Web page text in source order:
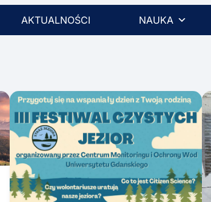
AKTUALNOŚCI NAUKA